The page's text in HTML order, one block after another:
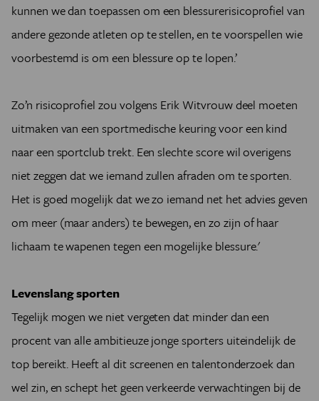
kunnen we dan toepassen om een blessurerisicoprofiel van
andere gezonde atleten op te stellen, en te voorspellen wie
voorbestemd is om een blessure op te lopen.’
Zo’n risicoprofiel zou volgens Erik Witvrouw deel moeten
uitmaken van een sportmedische keuring voor een kind
naar een sportclub trekt. Een slechte score wil overigens
niet zeggen dat we iemand zullen afraden om te sporten.
Het is goed mogelijk dat we zo iemand net het advies geven
om meer (maar anders) te bewegen, en zo zijn of haar
lichaam te wapenen tegen een mogelijke blessure.'
Levenslang sporten
Tegelijk mogen we niet vergeten dat minder dan een
procent van alle ambitieuze jonge sporters uiteindelijk de
top bereikt. Heeft al dit screenen en talentonderzoek dan
wel zin, en schept het geen verkeerde verwachtingen bij de